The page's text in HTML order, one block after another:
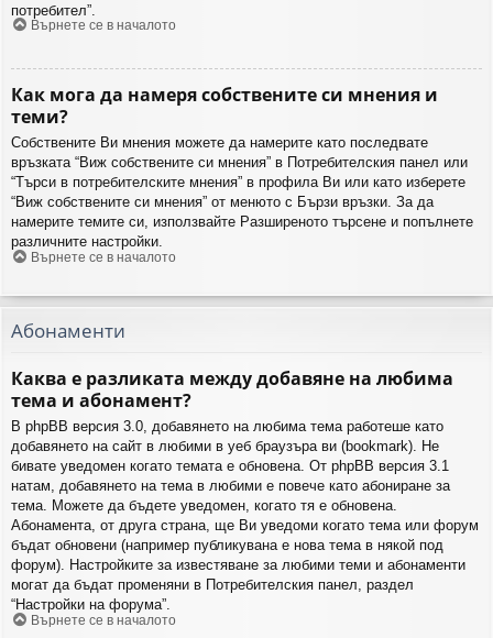
потребител”.
Върнете се в началото
Как мога да намеря собствените си мнения и
теми?
Собствените Ви мнения можете да намерите като последвате
връзката “Виж собствените си мнения” в Потребителския панел или
“Търси в потребителските мнения” в профила Ви или като изберете
“Виж собствените си мнения” от менюто с Бързи връзки. За да
намерите темите си, използвайте Разширеното търсене и попълнете
различните настройки.
Върнете се в началото
Абонаменти
Каква е разликата между добавяне на любима
тема и абонамент?
В phpBB версия 3.0, добавянето на любима тема работеше като
добавянето на сайт в любими в уеб браузъра ви (bookmark). Не
бивате уведомен когато темата е обновена. От phpBB версия 3.1
натам, добавянето на тема в любими е повече като абониране за
тема. Можете да бъдете уведомен, когато тя е обновена.
Абонамента, от друга страна, ще Ви уведоми когато тема или форум
бъдат обновени (например публикувана е нова тема в някой под
форум). Настройките за известяване за любими теми и абонаменти
могат да бъдат променяни в Потребителския панел, раздел
“Настройки на форума”.
Върнете се в началото